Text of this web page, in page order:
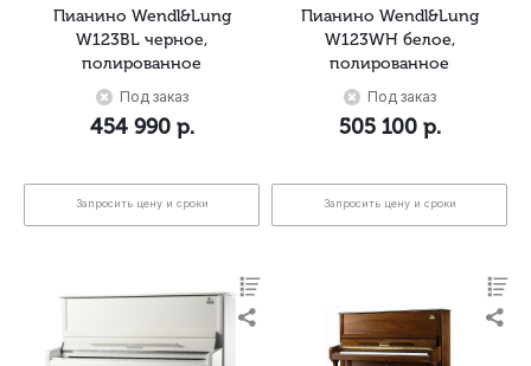
Пианино Wendl&Lung
W123BL черное,
полированное
Под заказ
454 990р.
Запросить цену и сроки
Пианино Wendl&Lung
W123WH белое,
полированное
Под заказ
505 100р.
Запросить цену и сроки